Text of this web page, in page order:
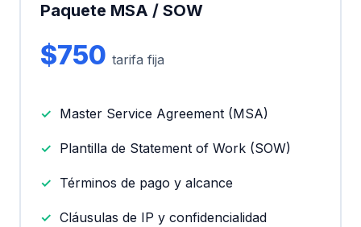
Paquete MSA / SOW
$750 tarifa fija
Master Service Agreement (MSA)
Plantilla de Statement of Work (SOW)
Términos de pago y alcance
Cláusulas de IP y confidencialidad